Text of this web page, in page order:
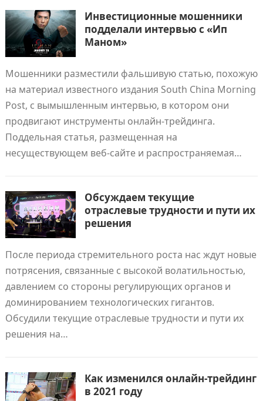
Инвестиционные мошенники
подделали интервью с «Ип
Маном»
Мошенники разместили фальшивую статью, похожую
на материал известного издания South China Morning
Post, с вымышленным интервью, в котором они
продвигают инструменты онлайн-трейдинга.
Поддельная статья, размещенная на
несуществующем веб-сайте и распространяемая…
Обсуждаем текущие
отраслевые трудности и пути их
решения
После периода стремительного роста нас ждут новые
потрясения, связанные с высокой волатильностью,
давлением со стороны регулирующих органов и
доминированием технологических гигантов.
Обсудили текущие отраслевые трудности и пути их
решения на…
Как изменился онлайн-трейдинг
в 2021 году